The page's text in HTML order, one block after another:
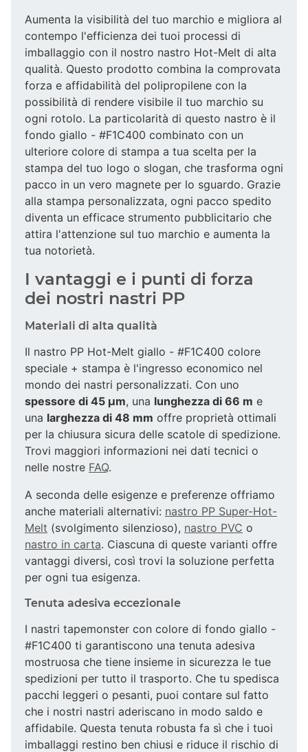
Aumenta la visibilità del tuo marchio e migliora al
contempo l'efficienza dei tuoi processi di
imballaggio con il nostro nastro Hot-Melt di alta
qualità. Questo prodotto combina la comprovata
forza e affidabilità del polipropilene con la
possibilità di rendere visibile il tuo marchio su
ogni rotolo. La particolarità di questo nastro è il
fondo giallo - #F1C400 combinato con un
ulteriore colore di stampa a tua scelta per la
stampa del tuo logo o slogan, che trasforma ogni
pacco in un vero magnete per lo sguardo. Grazie
alla stampa personalizzata, ogni pacco spedito
diventa un efficace strumento pubblicitario che
attira l'attenzione sul tuo marchio e aumenta la
tua notorietà.
I vantaggi e i punti di forza
dei nostri nastri PP
Materiali di alta qualità
Il nastro PP Hot-Melt giallo - #F1C400 colore
speciale + stampa è l'ingresso economico nel
mondo dei nastri personalizzati. Con uno
spessore di 45 µm, una lunghezza di 66 m e
una larghezza di 48 mm offre proprietà ottimali
per la chiusura sicura delle scatole di spedizione.
Trovi maggiori informazioni nei dati tecnici o
nelle nostre FAQ.
A seconda delle esigenze e preferenze offriamo
anche materiali alternativi: nastro PP Super-Hot-
Melt (svolgimento silenzioso), nastro PVC o
nastro in carta. Ciascuna di queste varianti offre
vantaggi diversi, così trovi la soluzione perfetta
per ogni tua esigenza.
Tenuta adesiva eccezionale
I nastri tapemonster con colore di fondo giallo -
#F1C400 ti garantiscono una tenuta adesiva
mostruosa che tiene insieme in sicurezza le tue
spedizioni per tutto il trasporto. Che tu spedisca
pacchi leggeri o pesanti, puoi contare sul fatto
che i nostri nastri aderiscano in modo saldo e
affidabile. Questa tenuta robusta fa sì che i tuoi
imballaggi restino ben chiusi e riduce il rischio di